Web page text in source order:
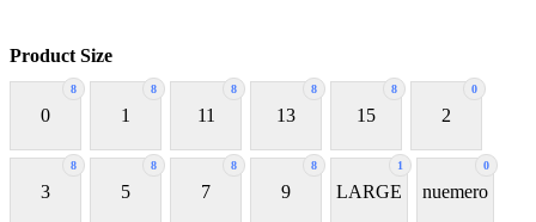
Product Size
8
0
8
1
8
11
8
13
8
15
0
2
8
3
8
5
8
7
8
9
1
LARGE
0
nuemero